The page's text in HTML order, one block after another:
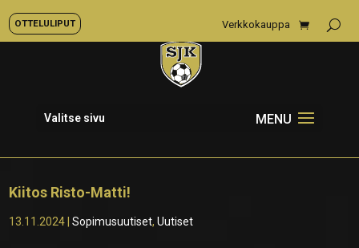
OTTELULIPUT Verkkokauppa
Valitse sivu
Kiitos Risto-Matti!
13.11.2024 |Sopimusuutiset,Uutiset